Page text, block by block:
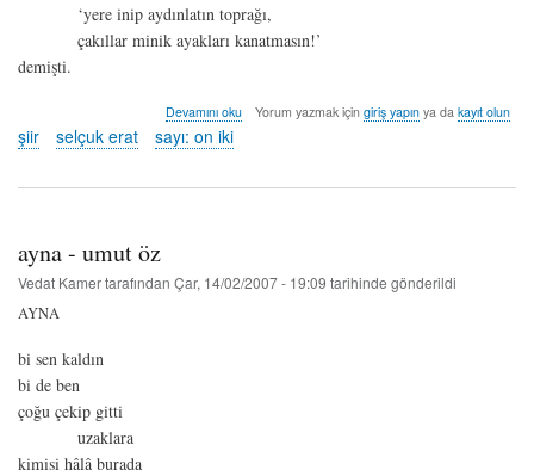
‘yere inip aydınlatın toprağı,
çakıllar minik ayakları kanatmasın!’
demişti.
g(ece)
-
selçuk
hakkında
Devamını oku Yorum yazmak için giriş yapınya da kayıt olun
şiir selçuk erat sayı: on iki
ayna - umut öz
Vedat Kamertarafından Çar, 14/02/2007 - 19:09 tarihinde gönderildi
AYNA
bi sen kaldın
bi de ben
çoğu çekip gitti
uzaklara
kimisi hâlâ burada